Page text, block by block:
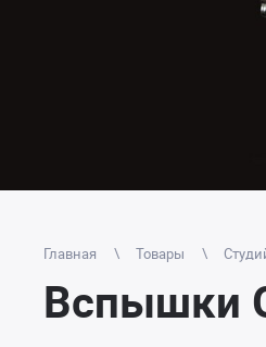
Главная Товары
Вспышки